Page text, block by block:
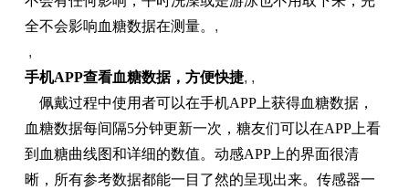
全不会影响血糖数据在测量。 ,
,
手机APP查看血糖数据，方便快捷, ,
佩戴过程中使用者可以在手机APP上获得血糖数据，
血糖数据每间隔5分钟更新一次，糖友们可以在APP上看
到血糖曲线图和详细的数值。动感APP上的界面很清
晰，所有参考数据都能一目了然的呈现出来。传感器一